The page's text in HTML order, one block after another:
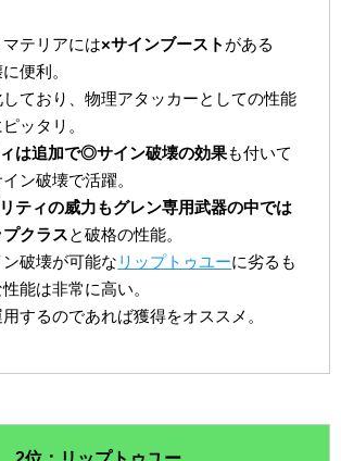
テリアには×サインブースト がある
便利。
ており、物理アタッカーとしての性能
ッタリ。
は追加で◎サイン破壊の効果も付いて
ン破壊で活躍。
ティの威力もグレン専用武器の中では
クラスと破格の性能。
破壊が可能な リップトゥユーに劣るも
能は非常に高い。
するのであれば獲得をオススメ。